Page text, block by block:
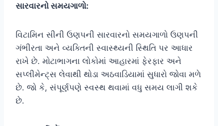
સારવારનો સમયગાળો:
વિટામિન સીની ઉણપની સારવારનો સમયગાળો ઉણપની
ગંભીરતા અને વ્યક્તિની સ્વાસ્થ્યની સ્થિતિ પર આધાર
રાખે છે. મોટાભાગના લોકોમાં આહારમાં ફેરફાર અને
સપ્લીમેન્ટ્સ લેવાથી થોડા અઠવાડિયામાં સુધારો જોવા મળે
છે. જો કે, સંપૂર્ણપણે સ્વસ્થ થવામાં વધુ સમય લાગી શકે
છે.